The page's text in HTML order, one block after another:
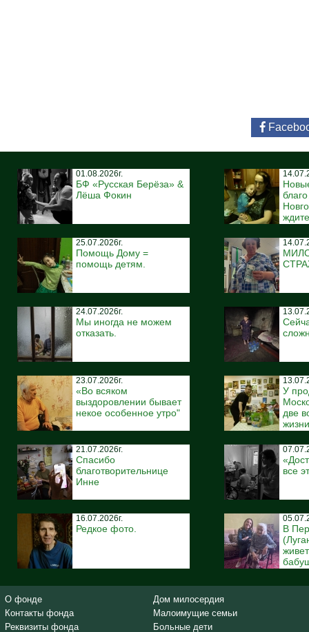
01.08.2026г.
БФ «Русская Берёза» &
Лёша Фокин
25.07.2026г.
Помощь Дому =
помощь детям.
24.07.2026г.
Мы иногда не можем
отказать.
23.07.2026г.
«Во всяком
выздоровлении бывает
некое особенное утро"
21.07.2026г.
Спасибо
благотворительнице
Инне
16.07.2026г.
Редкое фото.
У
две
жизни
все
В
О фонде
Контакты фонда
Реквизиты фонда
Дом милосердия
Малоимущие семьи
Больные дети